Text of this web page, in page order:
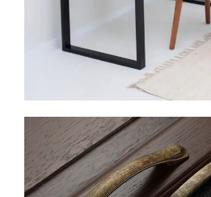
Dream Homes ja
rahulikud
lahendused